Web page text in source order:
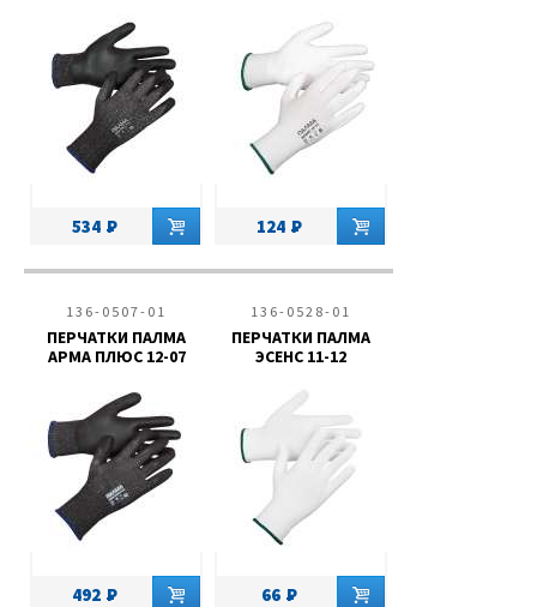
534 124
136-0507-01
ПЕРЧАТКИ ПАЛМА
АРМА ПЛЮС 12-07
492
136-0528-01
ПЕРЧАТКИ ПАЛМА
ЭСЕНС 11-12
66